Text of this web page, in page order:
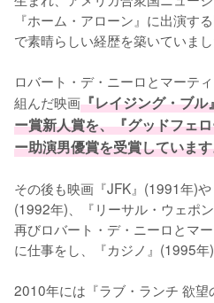
『ホーム・アローン』に出演す
で素晴らしい経歴を築いていまし
ロバート・デ・ニーロとマーテ
組んだ映画『レイジング・ブ
ー賞新人賞を、『グッドフェ
ー助演男優賞を受賞していま
その後も映画『JFK』(1991年)や
(1992年)、『リーサル・ウェポ
再びロバート・デ・ニーロとマ
に仕事をし、『カジノ』(1995年)
2010年には『ラブ・ランチ 欲望